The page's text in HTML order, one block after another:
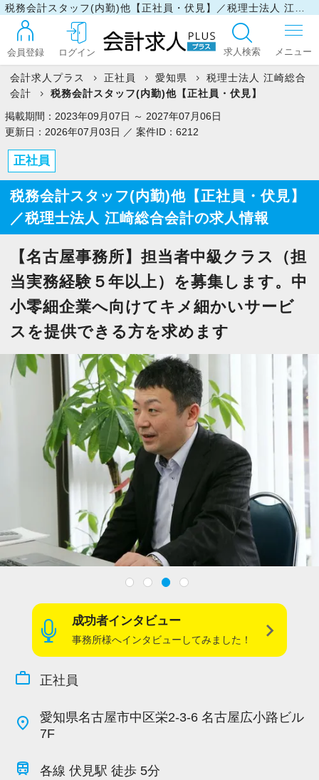
会員登録 ログイン 求人検索
ログイン
マイリスト
お問い合わせ
今すぐ会員登録
PC版サイトを見る
採用ご担当者様
会計求人プラス 正社員 愛知県
税理士法人 江崎総合
会計
税務会計スタッフ(内勤)他【正社員・伏見】
掲載期間：2023年09月07日 ～ 2027年07月06日
更新日：2026年07月03日 ／ 案件ID：6212
正社員
税務会計スタッフ(内勤)他【正社員・伏見】
／税理士法人 江崎総合会計の求人情報
【名古屋事務所】担当者中級クラス（担
当実務経験５年以上）を募集します。中
小零細企業へ向けてキメ細かいサービ
スを提供できる方を求めます
成功者インタビュー
事務所様へインタビューしてみました！ navigate_next
work_outline 正社員
place
愛知県名古屋市中区栄2-3-6 名古屋広小路ビル
7F
train 各線 伏見駅 徒歩 5分